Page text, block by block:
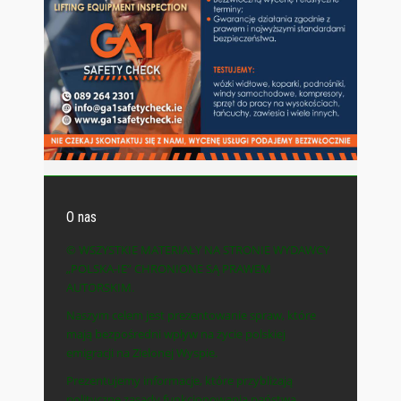
O nas
© WSZYSTKIE MATERIAŁY NA STRONIE WYDAWCY
„POLSKA-IE” CHRONIONE SĄ PRAWEM
AUTORSKIM.
Naszym celem jest prezentowanie spraw, które
mają bezpośredni wpływ na życie polskiej
emigracji na Zielonej Wyspie.
Prezentujemy informacje, które przybliżają